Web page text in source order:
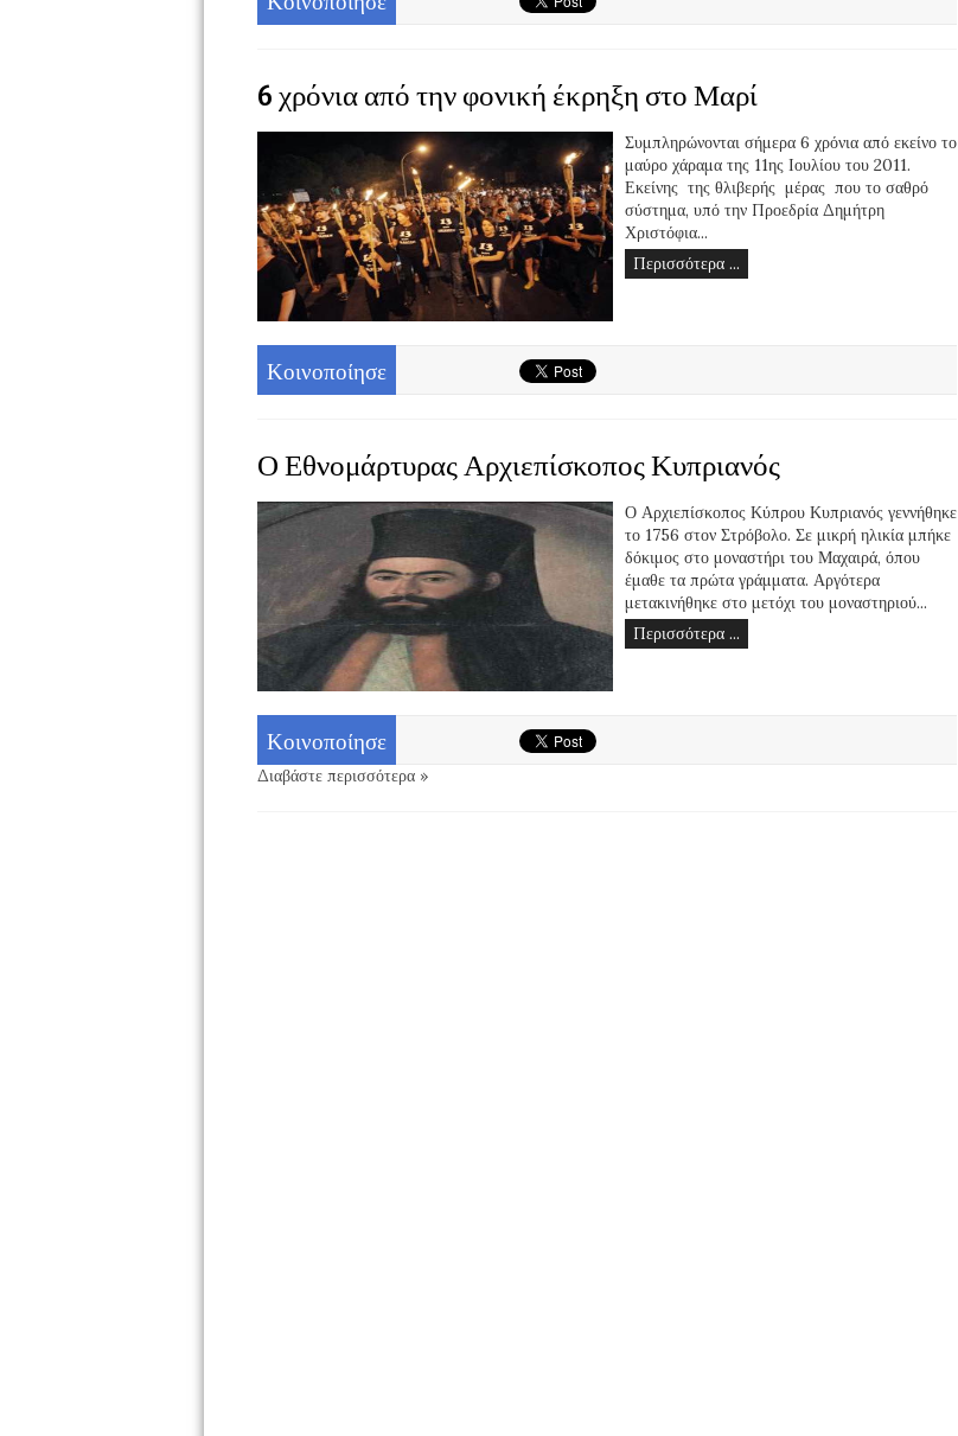
6 χρόνια από την φονική έκρηξη στο Μαρί
Συμπληρώνονται σήμερα 6 χρόνια από εκείνο το
μαύρο χάραμα της 11ης Ιουλίου του 2011.
Εκείνης της θλιβερής μέρας που το σαθρό
σύστημα, υπό την Προεδρία Δημήτρη
Χριστόφια...
Περισσότερα ...
Κοινοποίησε
Ο Εθνομάρτυρας Αρχιεπίσκοπος Κυπριανός
Ο Αρχιεπίσκοπος Κύπρου Κυπριανός γεννήθηκε
το 1756 στον Στρόβολο. Σε μικρή ηλικία μπήκε
δόκιμος στο μοναστήρι του Μαχαιρά, όπου
έμαθε τα πρώτα γράμματα. Αργότερα
μετακινήθηκε στο μετόχι του μοναστηριού...
Περισσότερα ...
Κοινοποίησε
Διαβάστε περισσότερα »